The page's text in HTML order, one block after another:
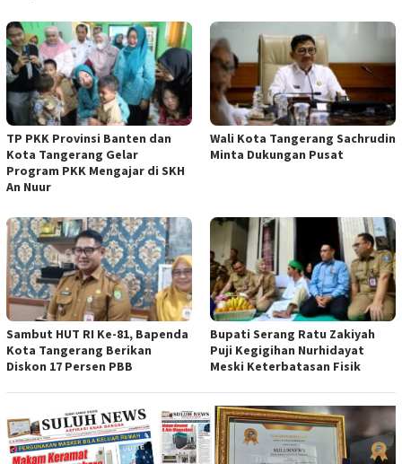
TP PKK Provinsi Banten dan
Kota Tangerang Gelar
Program PKK Mengajar di SKH
An Nuur
Wali Kota Tangerang Sachrudin
Minta Dukungan Pusat
Sambut HUT RI Ke-81, Bapenda
Kota Tangerang Berikan
Diskon 17 Persen PBB
Bupati Serang Ratu Zakiyah
Puji Kegigihan Nurhidayat
Meski Keterbatasan Fisik